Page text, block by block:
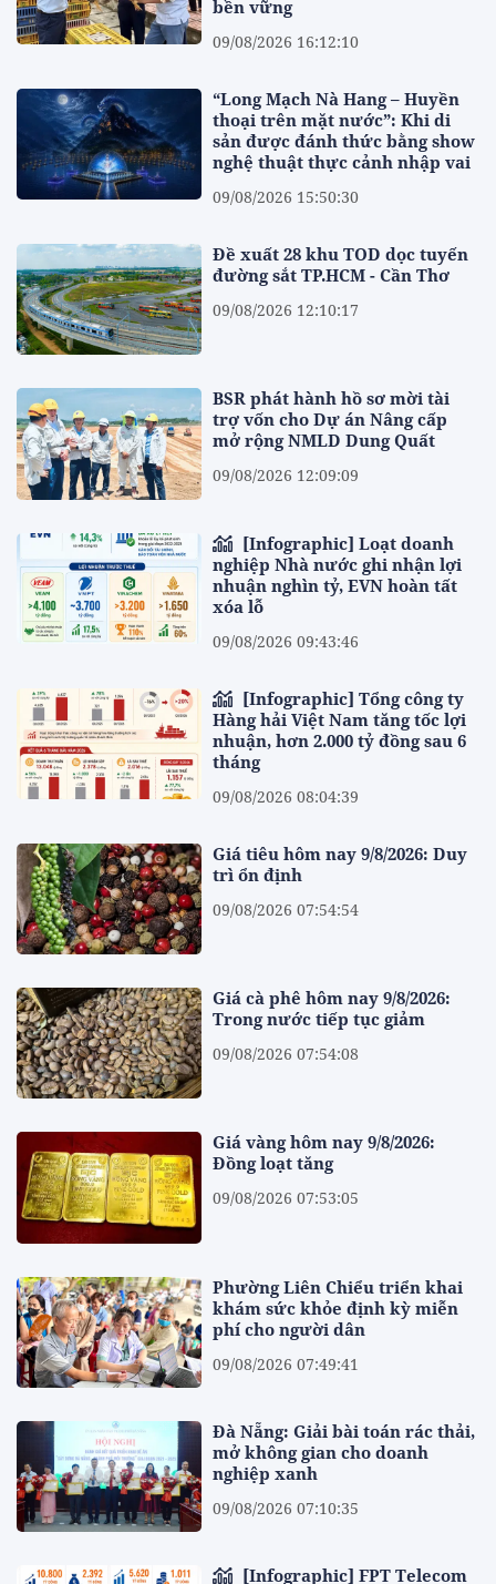
bền vững
09/08/2026 16:12:10
“Long Mạch Nà Hang – Huyền
thoại trên mặt nước”: Khi di
sản được đánh thức bằng show
nghệ thuật thực cảnh nhập vai
09/08/2026 15:50:30
Đề xuất 28 khu TOD dọc tuyến
đường sắt TP.HCM - Cần Thơ
09/08/2026 12:10:17
BSR phát hành hồ sơ mời tài
trợ vốn cho Dự án Nâng cấp
mở rộng NMLD Dung Quất
09/08/2026 12:09:09
nghiệp Nhà nước ghi nhận lợi
nhuận nghìn tỷ, EVN hoàn tất
xóa lỗ
09/08/2026 09:43:46
Hàng hải Việt Nam tăng tốc lợi
nhuận, hơn 2.000 tỷ đồng sau 6
tháng
09/08/2026 08:04:39
Giá tiêu hôm nay 9/8/2026: Duy
trì ổn định
09/08/2026 07:54:54
Giá cà phê hôm nay 9/8/2026:
Trong nước tiếp tục giảm
09/08/2026 07:54:08
Giá vàng hôm nay 9/8/2026:
Đồng loạt tăng
09/08/2026 07:53:05
Phường Liên Chiểu triển khai
khám sức khỏe định kỳ miễn
phí cho người dân
09/08/2026 07:49:41
Đà Nẵng: Giải bài toán rác thải,
mở không gian cho doanh
nghiệp xanh
09/08/2026 07:10:35